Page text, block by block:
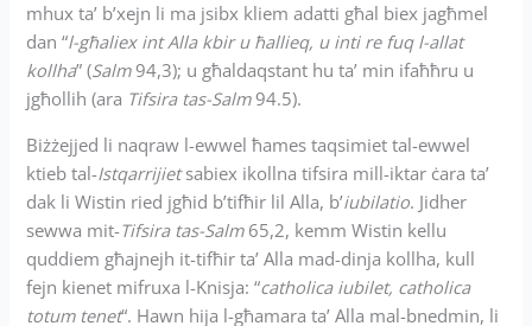
mhux ta’ b’xejn li ma jsibx kliem adatti għal biex jagħmel
dan “l-għaliex int Alla kbir u ħallieq, u inti re fuq l-allat
kollha” (Salm94,3); u għaldaqstant hu ta’ min ifaħħru u
jgħollih (ara Tifsira tas-Salm94.5).
Biżżejjed li naqraw l-ewwel ħames taqsimiet tal-ewwel
ktieb tal-Istqarrijietsabiex ikollna tifsira mill-iktar ċara ta’
dak li Wistin ried jgħid b’tifħir lil Alla, b’iubilatio. Jidher
sewwa mit-Tifsira tas-Salm65,2, kemm Wistin kellu
quddiem għajnejh it-tifħir ta’ Alla mad-dinja kollha, kull
fejn kienet mifruxa l-Knisja: “catholica iubilet, catholica
totum tenet“. Hawn hija l-għamara ta’ Alla mal-bnedmin, li